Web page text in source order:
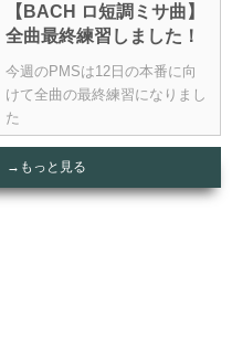
【BACH ロ短調ミサ曲】
全曲最終練習しました！
今週のPMSは12日の本番に向
けて全曲の最終練習になりまし
た
→もっと見る